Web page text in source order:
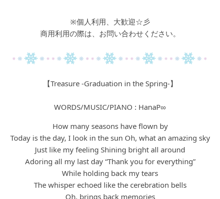
※個人利用、大歓迎☆彡
商用利用の際は、お問い合わせください。
【Treasure -Graduation in the Spring-】
WORDS/MUSIC/PIANO : HanaP∞
How many seasons have flown by
Today is the day, I look in the sun Oh, what an amazing sky
Just like my feeling Shining bright all around
Adoring all my last day “Thank you for everything”
While holding back my tears
The whisper echoed like the cerebration bells
Oh, brings back memories